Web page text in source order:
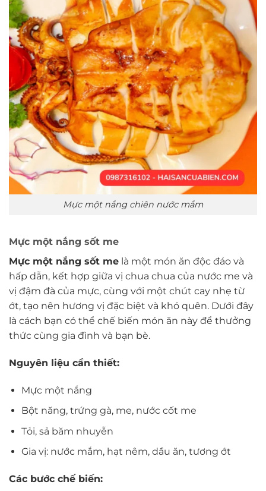
Mực một nắng chiên nước mắm
Mực một nắng sốt me
Mực một nắng sốt me là một món ăn độc đáo và
hấp dẫn, kết hợp giữa vị chua chua của nước me và
vị đậm đà của mực, cùng với một chút cay nhẹ từ
ớt, tạo nên hương vị đặc biệt và khó quên. Dưới đây
là cách bạn có thể chế biến món ăn này để thưởng
thức cùng gia đình và bạn bè.
Nguyên liệu cần thiết:
Mực một nắng
Bột năng, trứng gà, me, nước cốt me
Tỏi, sả băm nhuyễn
Gia vị: nước mắm, hạt nêm, dầu ăn, tương ớt
Các bước chế biến: